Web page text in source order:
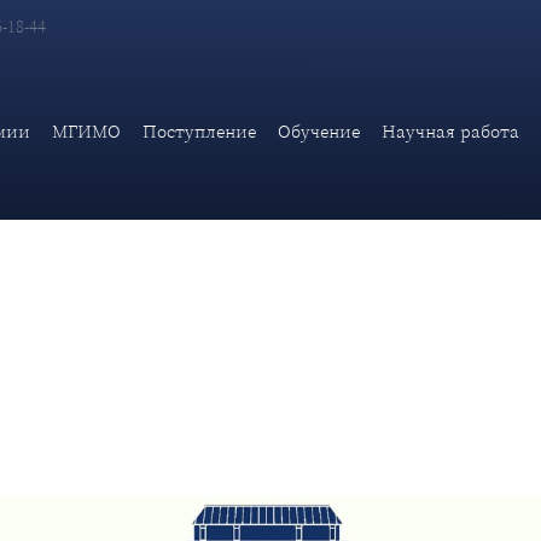
18-44
МГИМО Поступление Обучение Научная работа
службы